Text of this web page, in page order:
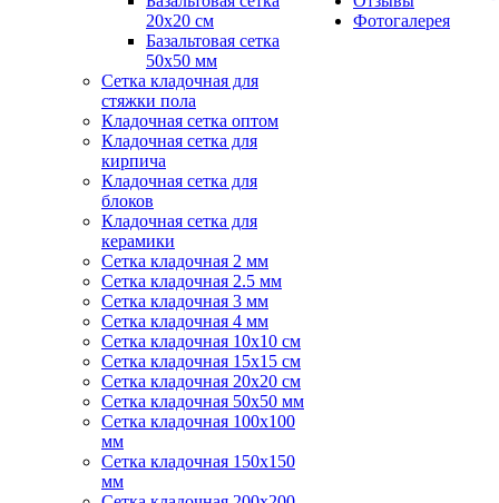
20x20 см
Базальтовая сетка
50x50 мм
Сетка кладочная для
стяжки пола
Кладочная сетка оптом
Кладочная сетка для
кирпича
Кладочная сетка для
блоков
Кладочная сетка для
керамики
Сетка кладочная 2 мм
Сетка кладочная 2.5 мм
Сетка кладочная 3 мм
Сетка кладочная 4 мм
Сетка кладочная 10x10 см
Сетка кладочная 15x15 см
Сетка кладочная 20x20 см
Сетка кладочная 50x50 мм
Сетка кладочная 100x100
мм
Сетка кладочная 150x150
мм
Фотогалерея